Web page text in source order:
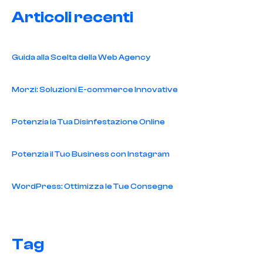
Articoli recenti
Guida alla Scelta della Web Agency
Morzi: Soluzioni E-commerce Innovative
Potenzia la Tua Disinfestazione Online
Potenzia il Tuo Business con Instagram
WordPress: Ottimizza le Tue Consegne
Tag